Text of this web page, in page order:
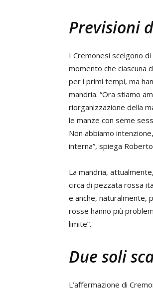
Previsioni
I Cremonesi scelgono
momento che ciascuna
per i primi tempi, ma
mandria. “Ora stiamo
riorganizzazione della
le manze con seme
Non abbiamo
interna”, spiega
La mandria,
circa di pezzata rossa
e anche, naturalmente,
rosse hanno più
limite”.
Due soli
L’affermazione di